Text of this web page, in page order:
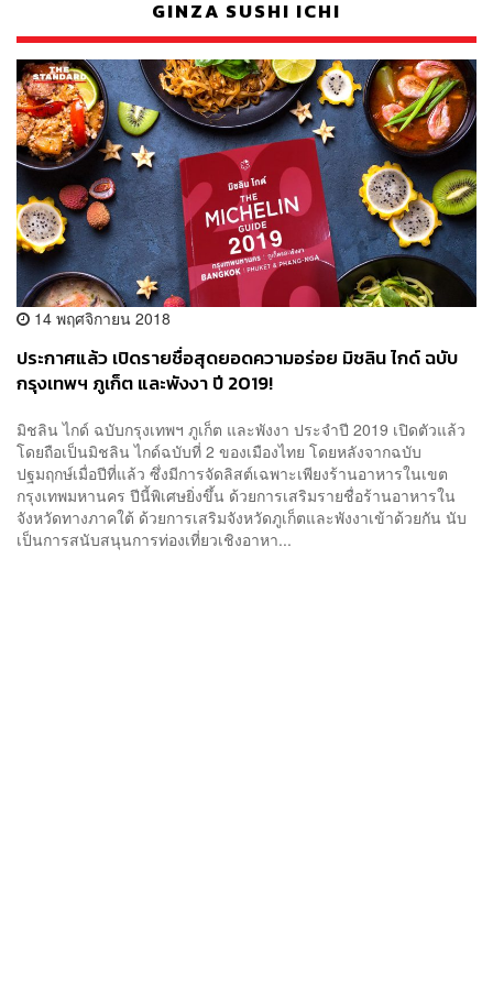
GINZA SUSHI ICHI
14 พฤศจิกายน 2018
ประกาศแล้ว เปิดรายชื่อสุดยอดความอร่อย มิชลิน ไกด์ ฉบับ
กรุงเทพฯ ภูเก็ต และพังงา ปี 2019!
มิชลิน ไกด์ ฉบับกรุงเทพฯ ภูเก็ต และพังงา ประจำปี 2019 เปิดตัวแล้ว
โดยถือเป็นมิชลิน ไกด์ฉบับที่ 2 ของเมืองไทย โดยหลังจากฉบับ
ปฐมฤกษ์เมื่อปีที่แล้ว ซึ่งมีการจัดลิสต์เฉพาะเพียงร้านอาหารในเขต
กรุงเทพมหานคร ปีนี้พิเศษยิ่งขึ้น ด้วยการเสริมรายชื่อร้านอาหารใน
จังหวัดทางภาคใต้ ด้วยการเสริมจังหวัดภูเก็ตและพังงาเข้าด้วยกัน นับ
เป็นการสนับสนุนการท่องเที่ยวเชิงอาหา...